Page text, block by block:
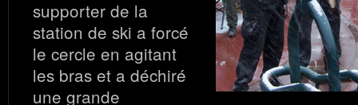
supporter de la
station de ski a forcé
le cercle en agitant
les bras et a déchiré
une grande